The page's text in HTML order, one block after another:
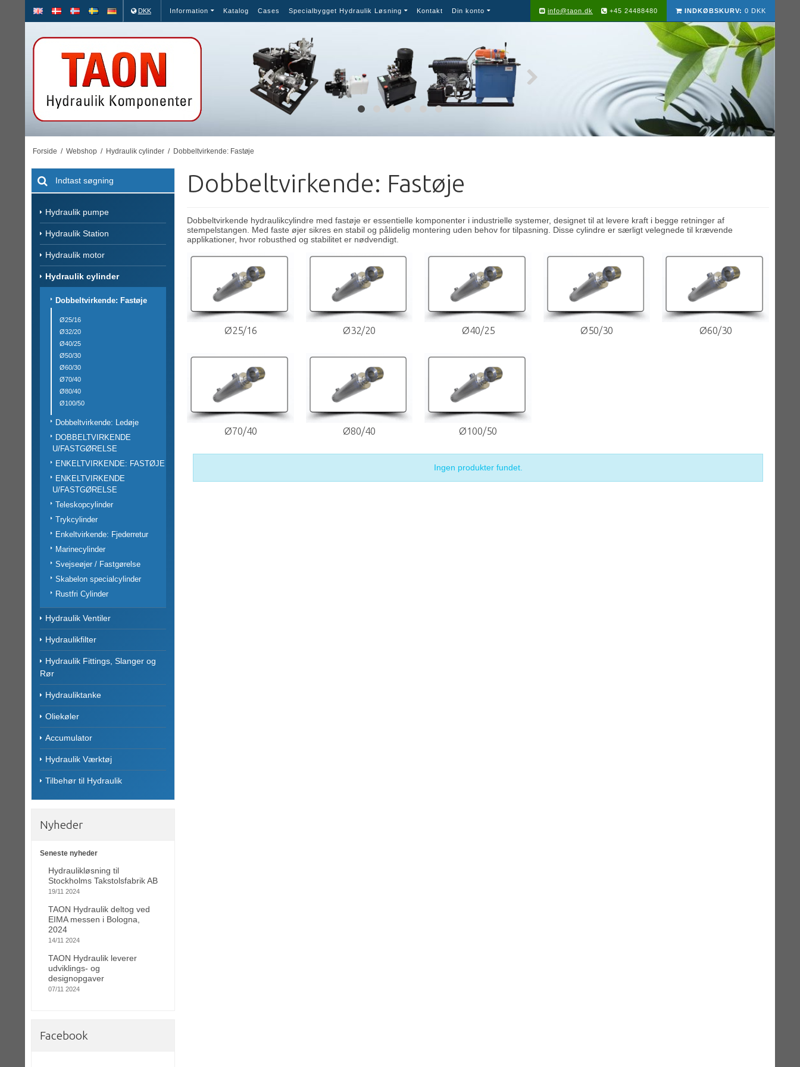
DKK Information Katalog Cases Specialbygget Hydraulik Løsning Kontakt Din konto INDKØBSKURV: 0 DKK
info@taon.dk +45 24488480
Forside / Webshop / Hydraulik cylinder / Dobbeltvirkende: Fastøje
Hydraulik pumpe
Hydraulik Station
Hydraulik motor
Hydraulik cylinder
Dobbeltvirkende: Fastøje
Ø25/16
Ø32/20
Ø40/25
Ø50/30
Ø60/30
Ø70/40
Ø80/40
Ø100/50
Dobbeltvirkende: Ledøje
DOBBELTVIRKENDE
U/FASTGØRELSE
ENKELTVIRKENDE: FASTØJE
ENKELTVIRKENDE
U/FASTGØRELSE
Teleskopcylinder
Trykcylinder
Enkeltvirkende: Fjederretur
Marinecylinder
Svejseøjer / Fastgørelse
Skabelon specialcylinder
Rustfri Cylinder
Hydraulik Ventiler
Hydraulikfilter
Hydraulik Fittings, Slanger og
Rør
Hydrauliktanke
Oliekøler
Accumulator
Hydraulik Værktøj
Tilbehør til Hydraulik
Nyheder
Seneste nyheder
Hydraulikløsning til
Stockholms Takstolsfabrik AB
19/11 2024
TAON Hydraulik deltog ved
EIMA messen i Bologna,
2024
14/11 2024
TAON Hydraulik leverer
udviklings- og
designopgaver
07/11 2024
Facebook
Dobbeltvirkende: Fastøje
Dobbeltvirkende hydraulikcylindre med fastøje er essentielle komponenter i industrielle systemer, designet til at levere kraft i begge retninger af
stempelstangen. Med faste øjer sikres en stabil og pålidelig montering uden behov for tilpasning. Disse cylindre er særligt velegnede til krævende
applikationer, hvor robusthed og stabilitet er nødvendigt.
Ø25/16 Ø32/20 Ø40/25 Ø50/30 Ø60/30
Ø70/40 Ø80/40 Ø100/50
Ingen produkter fundet.